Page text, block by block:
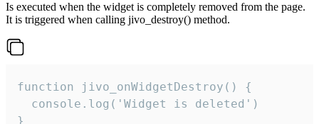
Is executed when the widget is completely removed from the page.
It is triggered when calling jivo_destroy() method.
function jivo_onWidgetDestroy() {
  console.log('Widget is deleted')
}